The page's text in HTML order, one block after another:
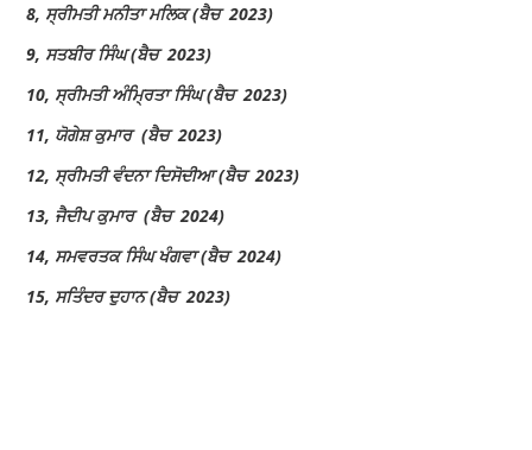
8, ਸ੍ਰੀਮਤੀ ਮਨੀਤਾ ਮਲਿਕ (ਬੈਚ 2023)
9, ਸਤਬੀਰ ਸਿੰਘ (ਬੈਚ 2023)
10, ਸ੍ਰੀਮਤੀ ਅੰਮ੍ਰਿਤਾ ਸਿੰਘ (ਬੈਚ 2023)
11, ਯੋਗੇਸ਼ ਕੁਮਾਰ (ਬੈਚ 2023)
12, ਸ੍ਰੀਮਤੀ ਵੰਦਨਾ ਦਿਸੋਦੀਆ (ਬੈਚ 2023)
13, ਜੈਦੀਪ ਕੁਮਾਰ (ਬੈਚ 2024)
14, ਸਮਵਰਤਕ ਸਿੰਘ ਖੰਗਵਾ (ਬੈਚ 2024)
15, ਸਤਿੰਦਰ ਦੁਹਾਨ (ਬੈਚ 2023)